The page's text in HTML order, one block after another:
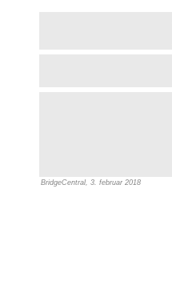
BridgeCentral, 3. februar 2018